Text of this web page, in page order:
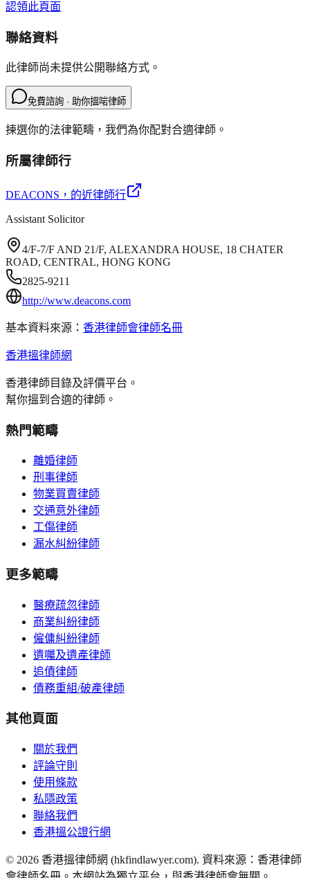
認領此頁面
聯絡資料
此律師尚未提供公開聯絡方式。
免費諮詢 · 助你搵啱律師
揀選你的法律範疇，我們為你配對合適律師。
所屬律師行
DEACONS ，的近律師行
Assistant Solicitor
4/F-7/F AND 21/F, ALEXANDRA HOUSE, 18 CHATER
ROAD, CENTRAL, HONG KONG
2825-9211
http://www.deacons.com
基本資料來源： 香港律師會律師名冊
香港搵律師網
香港律師目錄及評價平台。
幫你搵到合適的律師。
熱門範疇
離婚律師
刑事律師
物業買賣律師
交通意外律師
工傷律師
漏水糾紛律師
更多範疇
醫療疏忽律師
商業糾紛律師
僱傭糾紛律師
遺囑及遺產律師
追債律師
債務重組/破產律師
其他頁面
關於我們
評論守則
使用條款
私隱政策
聯絡我們
香港搵公證行網
© 2026 香港搵律師網 (hkfindlawyer.com). 資料來源：香港律師